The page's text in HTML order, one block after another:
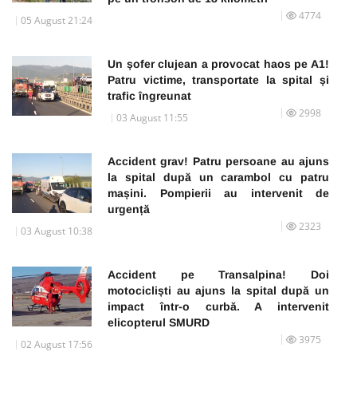
05 August 21:24 4774
Un șofer clujean a provocat haos pe A1!
Patru victime, transportate la spital și
trafic îngreunat
03 August 11:55 2998
Accident grav! Patru persoane au ajuns
la spital după un carambol cu patru
mașini. Pompierii au intervenit de
urgență
03 August 10:38 2323
Accident pe Transalpina! Doi
motocicliști au ajuns la spital după un
impact într-o curbă. A intervenit
elicopterul SMURD
02 August 17:56 3975